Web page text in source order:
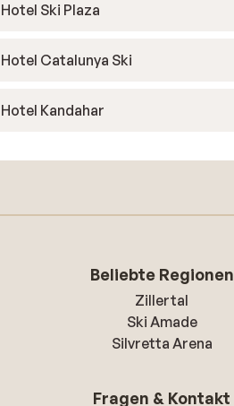
Hotel Ski Plaza
Hotel Catalunya Ski
Hotel Kandahar
Beliebte Regionen
Zillertal
Ski Amade
Silvretta Arena
Fragen & Kontakt